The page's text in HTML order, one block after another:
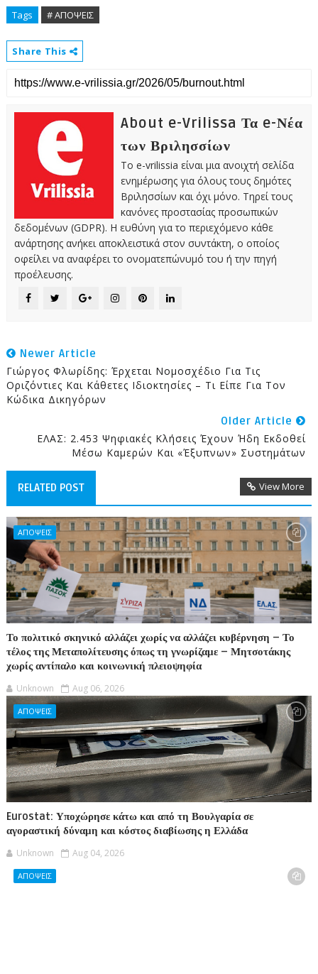
Tags # ΑΠΟΨΕΙΣ
Share This
About e-Vrilissa Τα e-Νέα
των Βριλησσίων
Το e-vrilissia είναι μια ανοιχτή σελίδα
ενημέρωσης για όλους τους δημότες
Βριλησσίων και όχι μόνο. Τηρεί τους
κανόνες προστασίας προσωπικών
δεδομένων (GDPR). Η ευθύνη για το περιεχόμενο κάθε
ανάρτησης ανήκει αποκλειστικά στον συντάκτη, ο οποίος
οφείλει να αναφέρει το ονοματεπώνυμό του ή την πηγή
προέλευσης.
Newer Article
Γιώργος Φλωρίδης: Έρχεται Νομοσχέδιο Για Τις
Οριζόντιες Και Κάθετες Ιδιοκτησίες – Τι Είπε Για Τον
Κώδικα Δικηγόρων
Older Article
ΕΛΑΣ: 2.453 Ψηφιακές Κλήσεις Έχουν Ήδη Εκδοθεί
Μέσω Καμερών Και «έξυπνων» Συστημάτων
RELATED POST View More
ΑΠΟΨΕΙΣ
Το πολιτικό σκηνικό αλλάζει χωρίς να αλλάζει κυβέρνηση – Το
τέλος της Μεταπολίτευσης όπως τη γνωρίζαμε – Μητσοτάκης
χωρίς αντίπαλο και κοινωνική πλειοψηφία
Unknown Aug 06, 2026
ΑΠΟΨΕΙΣ
Eurostat: Υποχώρησε κάτω και από τη Βουλγαρία σε
αγοραστική δύναμη και κόστος διαβίωσης η Ελλάδα
Unknown Aug 04, 2026
ΑΠΟΨΕΙΣ